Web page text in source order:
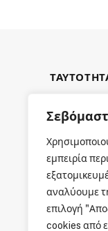
εμπειρία
αναλύουμε
επιλογή
cookies από
ΕΤΑΙΡΙΚΗ